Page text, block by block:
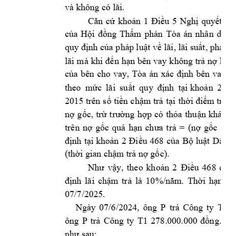
và không có lãi.
Căn cứ khoản 1 Điều 5 Nghị quyết
của Hội đồng Thẩm phán Tòa án nhân d
quy định của pháp luật về lãi, lãi suất,
lãi mà khi đến hạn bên vay không trả nợ
của bên cho vay, Tòa án xác định bên vay
theo mức lãi suất quy định tại khoản 2
2015 trên số tiền chậm trả tại thời điểm trả
nợ gốc, trừ trường hợp có thỏa thuận khác
trên nợ gốc quá hạn chưa trả = (nợ gốc
định tại khoản 2 Điều 468 của Bộ luật
(thời gian chậm trả nợ gốc).
Như vậy, theo khoản 2 Điều 468
định lãi chậm trả là 10%/năm. Thời hạn
07/7/2025.
Ngày 07/6/2024, ông P trả Công ty
ông P trả Công ty T1 278.000.000 đồng.
như sau: